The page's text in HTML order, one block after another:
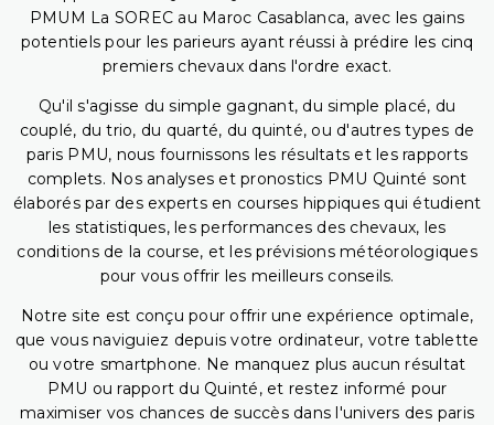
PMUM La SOREC au Maroc Casablanca, avec les gains
potentiels pour les parieurs ayant réussi à prédire les cinq
premiers chevaux dans l'ordre exact.
Qu'il s'agisse du simple gagnant, du simple placé, du
couplé, du trio, du quarté, du quinté, ou d'autres types de
paris PMU, nous fournissons les résultats et les rapports
complets. Nos analyses et pronostics PMU Quinté sont
élaborés par des experts en courses hippiques qui étudient
les statistiques, les performances des chevaux, les
conditions de la course, et les prévisions météorologiques
pour vous offrir les meilleurs conseils.
Notre site est conçu pour offrir une expérience optimale,
que vous naviguiez depuis votre ordinateur, votre tablette
ou votre smartphone. Ne manquez plus aucun résultat
PMU ou rapport du Quinté, et restez informé pour
maximiser vos chances de succès dans l'univers des paris